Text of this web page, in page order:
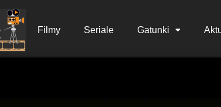
Filmy Seriale Gatunki